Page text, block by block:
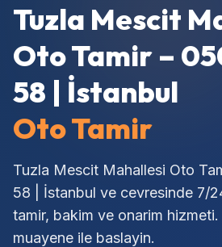
Tuzla Mescit
Oto Tamir –
58 | İstanbul
Oto Tamir
Tuzla Mescit Mahallesi Oto
58 | İstanbul ve cevresinde 7/
tamir, bakim ve onarim
muayene ile baslayin.